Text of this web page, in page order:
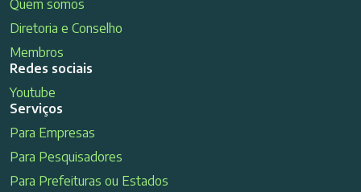
Quem somos
Diretoria e Conselho
Membros
Redes sociais
Youtube
Serviços
Para Empresas
Para Pesquisadores
Para Prefeituras ou Estados